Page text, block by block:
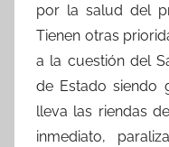
por la salud del
Tienen otras
a la cuestión del
de Estado siendo
lleva las riendas
inmediato,